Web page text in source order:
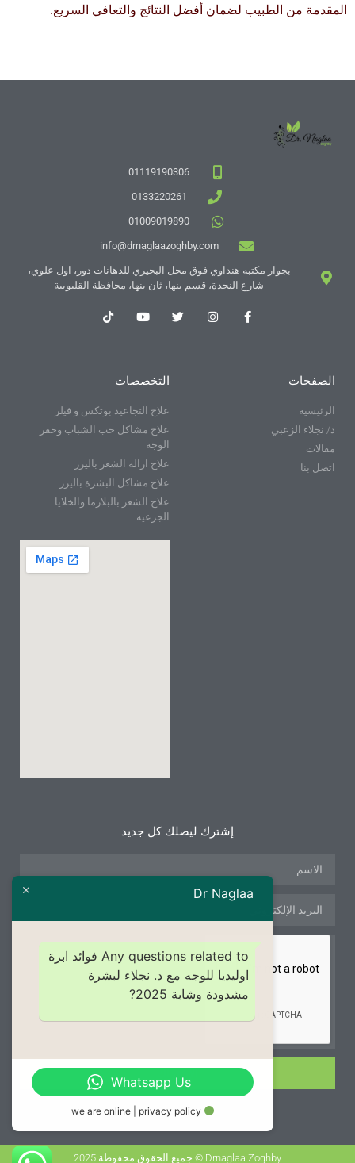
المقدمة من الطبيب لضمان أفضل النتائج والتعافي السريع.
01119190306
0133220261
01009019890
info@drnaglaazoghby.com
بجوار مكتبه هنداوي فوق محل البحيري للدهانات دور، اول علوي،
شارع النجدة، قسم بنها، ثان بنها، محافظة القليوبية
الصفحات
الرئيسية
د/ نجلاء الزعبي
مقالات
اتصل بنا
التخصصات
علاج التجاعيد بوتكس و فيلر
علاج مشاكل حب الشباب وحفر
الوجه
علاج ازاله الشعر باليزر
علاج مشاكل البشرة باليزر
علاج الشعر بالبلازما والخلايا
الجزعيه
إشترك ليصلك كل جديد
Drnaglaa Zoghby © جميع الحقوق محفوظة 2025
Dr Naglaa
Any questions related to فوائد ابرة
اوليديا للوجه مع د. نجلاء لبشرة
مشدودة وشابة 2025?
Whatsapp Us